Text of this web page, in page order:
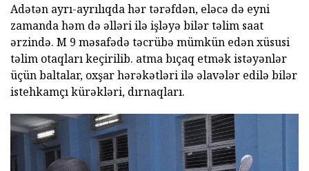
Adətən ayrı-ayrılıqda hər tərəfdən, eləcə də eyni
zamanda həm də əlləri ilə işləyə bilər təlim saat
ərzində. M 9 məsafədə təcrübə mümkün edən xüsusi
təlim otaqları keçirilib. atma bıçaq etmək istəyənlər
üçün baltalar, oxşar hərəkətləri ilə əlavələr edilə bilər
istehkamçı kürəkləri, dırnaqları.